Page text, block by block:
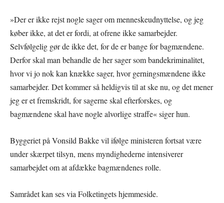
»Der er ikke rejst nogle sager om menneskeudnyttelse, og jeg
køber ikke, at det er fordi, at ofrene ikke samarbejder.
Selvfølgelig gør de ikke det, for de er bange for bagmændene.
Derfor skal man behandle de her sager som bandekriminalitet,
hvor vi jo nok kan knække sager, hvor gerningsmændene ikke
samarbejder. Det kommer så heldigvis til at ske nu, og det mener
jeg er et fremskridt, for sagerne skal efterforskes, og
bagmændene skal have nogle alvorlige straffe« siger hun.
Byggeriet på Vonsild Bakke vil ifølge ministeren fortsat være
under skærpet tilsyn, mens myndighederne intensiverer
samarbejdet om at afdække bagmændenes rolle.
Samrådet kan ses via Folketingets hjemmeside.